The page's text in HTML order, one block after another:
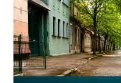
В Одесі змінили рух
маршрути скасували
29-07-2026 в 10:16
ВИБІР РЕДАКЦІЇ